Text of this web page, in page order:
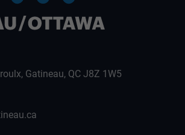
Gatineau, QC J8Z 1W5